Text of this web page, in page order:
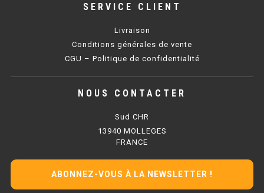
SALADETTE COMPACTE
SALADETTE 800 VITRÉE
SERVICE CLIENT
Livraison
Conditions générales de vente
CGU – Politique de confidentialité
NOUS CONTACTER
Sud CHR
13940 MOLLEGES
FRANCE
ABONNEZ-VOUS À LA NEWSLETTER !